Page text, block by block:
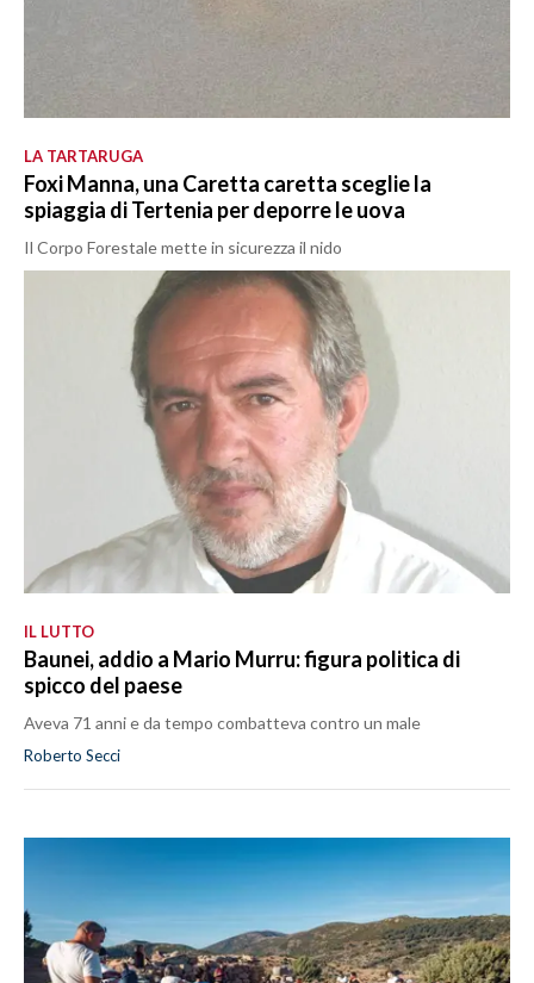
LA TARTARUGA
Foxi Manna, una Caretta caretta sceglie la
spiaggia di Tertenia per deporre le uova
Il Corpo Forestale mette in sicurezza il nido
IL LUTTO
Baunei, addio a Mario Murru: figura politica di
spicco del paese
Aveva 71 anni e da tempo combatteva contro un male
Roberto Secci